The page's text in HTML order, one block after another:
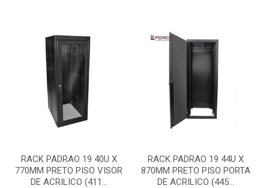
RACK PADRAO 19 40U X
770MM PRETO PISO VISOR
DE ACRILICO (411...
RACK PADRAO 19 44U X
870MM PRETO PISO PORTA
DE ACRILICO (445...